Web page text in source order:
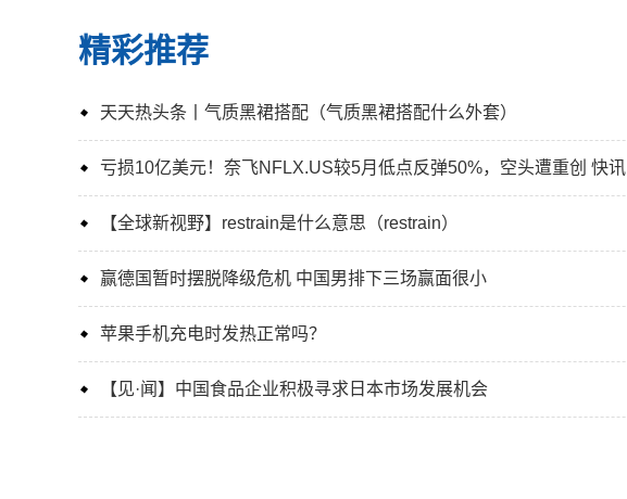
精彩推荐
天天热头条丨气质黑裙搭配（气质黑裙搭配什么外套）
亏损10亿美元！奈飞NFLX.US较5月低点反弹50%，空头遭重创 快讯
【全球新视野】restrain是什么意思（restrain）
赢德国暂时摆脱降级危机 中国男排下三场赢面很小
苹果手机充电时发热正常吗？
【见·闻】中国食品企业积极寻求日本市场发展机会